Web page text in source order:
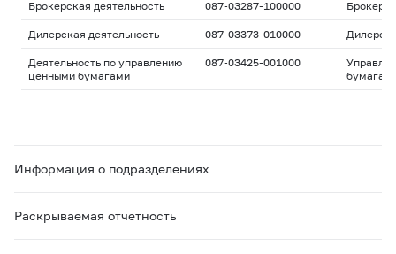
Брокерская деятельность 087-03287-100000
Дилерская деятельность 087-03373-010000
Деятельность по управлению
ценными бумагами
087-03425-001000
Информация о подразделениях
Раскрываемая отчетность